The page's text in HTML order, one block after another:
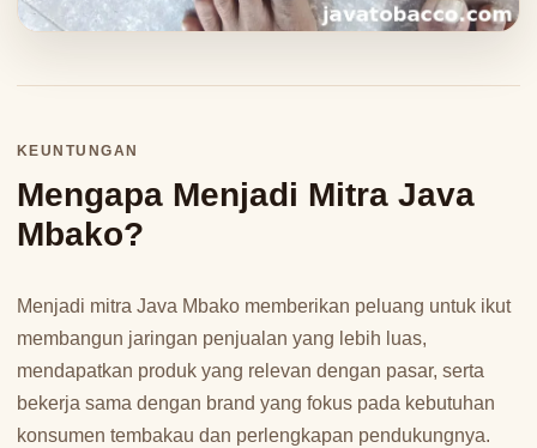
KEUNTUNGAN
Mengapa Menjadi Mitra Java
Mbako?
Menjadi mitra Java Mbako memberikan peluang untuk ikut
membangun jaringan penjualan yang lebih luas,
mendapatkan produk yang relevan dengan pasar, serta
bekerja sama dengan brand yang fokus pada kebutuhan
konsumen tembakau dan perlengkapan pendukungnya.